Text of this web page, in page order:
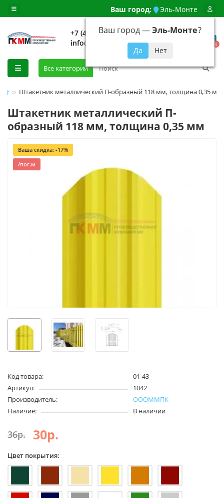
Ваш город: Эль-Монте
Ваш город —Эль-Монте?
+7 (499) 648-92-94
info@evroshtaketnikmoskva.ru
0
Все категории
Штакетник металлический П-образный 118 мм, толщина 0,35 мм
Штакетник металлический П-
образный 118 мм, толщина 0,35 мм
Ваша скидка: -17%
/пог.м
Код товара:
01-43
Артикул:
1042
Производитель:
ОООММПК
Наличие:
В наличии
36р. 30р.
Цвет покрытия: